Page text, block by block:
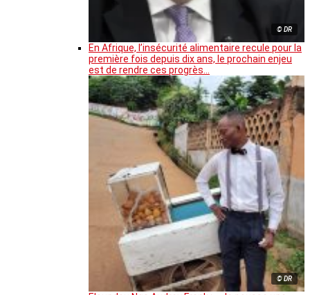
© DR
En Afrique, l’insécurité alimentaire recule pour la
première fois depuis dix ans, le prochain enjeu
est de rendre ces progrès…
© DR